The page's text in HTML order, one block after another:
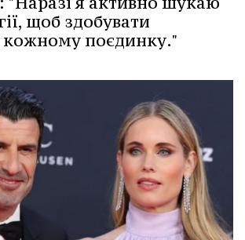
щоб здобувати
кожному поєдинку."